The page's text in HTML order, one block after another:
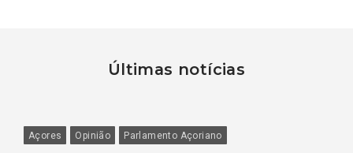
Últimas notícias
Açores Opinião Parlamento Açoriano